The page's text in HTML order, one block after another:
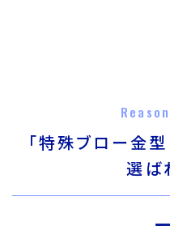
「特殊ブロー金
選ば